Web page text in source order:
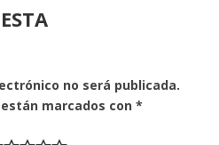
no será publicada.
marcados con *